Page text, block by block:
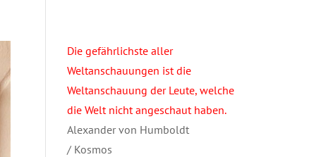
Die gefährlichste aller
Weltanschauungen ist die
Weltanschauung der Leute, welche
die Welt nicht angeschaut haben.
Alexander von Humboldt
/ Kosmos